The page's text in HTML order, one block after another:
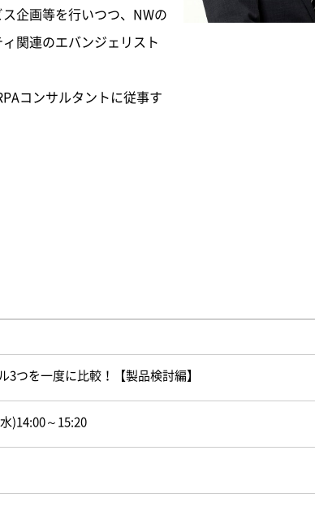
企画等を行いつつ、NWの
関連のエバンジェリスト
コンサルタントに従事す
3つを一度に比較！【製品検討編】
)14:00～15:20